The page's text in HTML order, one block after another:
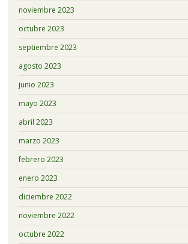
noviembre 2023
octubre 2023
septiembre 2023
agosto 2023
junio 2023
mayo 2023
abril 2023
marzo 2023
febrero 2023
enero 2023
diciembre 2022
noviembre 2022
octubre 2022